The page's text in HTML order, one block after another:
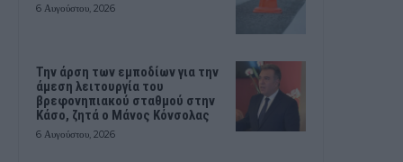
6 Αυγούστου, 2026
Την άρση των εμποδίων για την
άμεση λειτουργία του
βρεφονηπιακού σταθμού στην
Κάσο, ζητά ο Μάνος Κόνσολας
6 Αυγούστου, 2026